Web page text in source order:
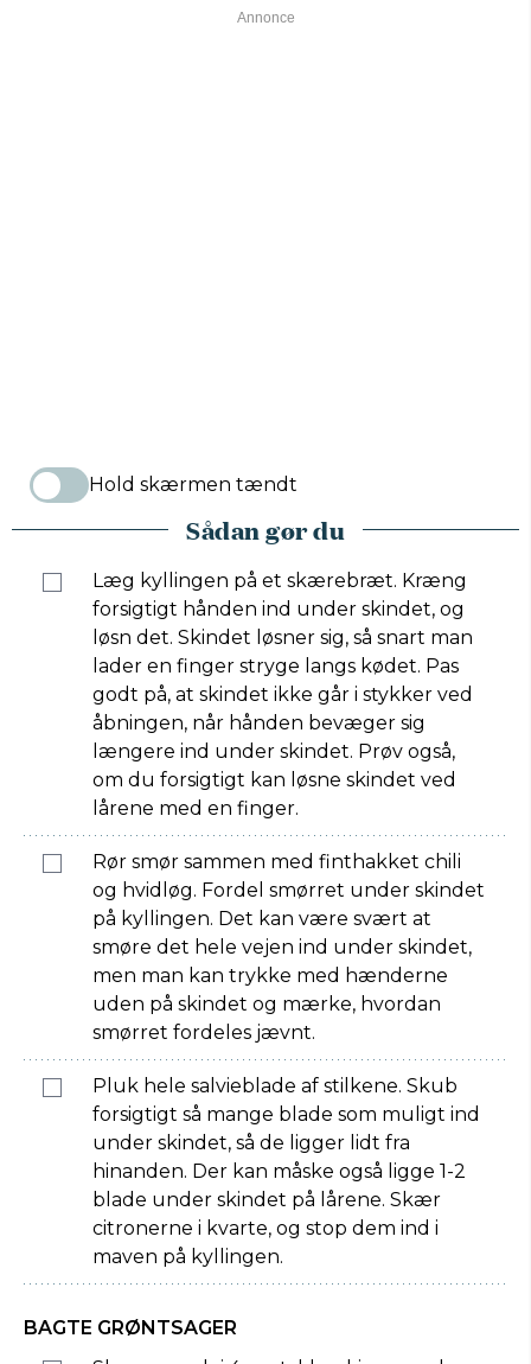
Hold skærmen tændt
Sådan gør du
Læg kyllingen på et skærebræt. Kræng
forsigtigt hånden ind under skindet, og
løsn det. Skindet løsner sig, så snart man
lader en finger stryge langs kødet. Pas
godt på, at skindet ikke går i stykker ved
åbningen, når hånden bevæger sig
længere ind under skindet. Prøv også,
om du forsigtigt kan løsne skindet ved
lårene med en finger.
Rør smør sammen med finthakket chili
og hvidløg. Fordel smørret under skindet
på kyllingen. Det kan være svært at
smøre det hele vejen ind under skindet,
men man kan trykke med hænderne
uden på skindet og mærke, hvordan
smørret fordeles jævnt.
Pluk hele salvieblade af stilkene. Skub
forsigtigt så mange blade som muligt ind
under skindet, så de ligger lidt fra
hinanden. Der kan måske også ligge 1-2
blade under skindet på lårene. Skær
citronerne i kvarte, og stop dem ind i
maven på kyllingen.
BAGTE GRØNTSAGER